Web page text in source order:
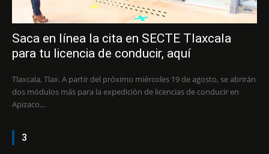
Saca en línea la cita en SECTE Tlaxcala
para tu licencia de conducir, aquí
Tlaxcala, Tlax. A partir del próximo miércoles 19 de agosto, se abrirán
dos módulos más para la expedición de licencias de conducir en
Apizaco...
3